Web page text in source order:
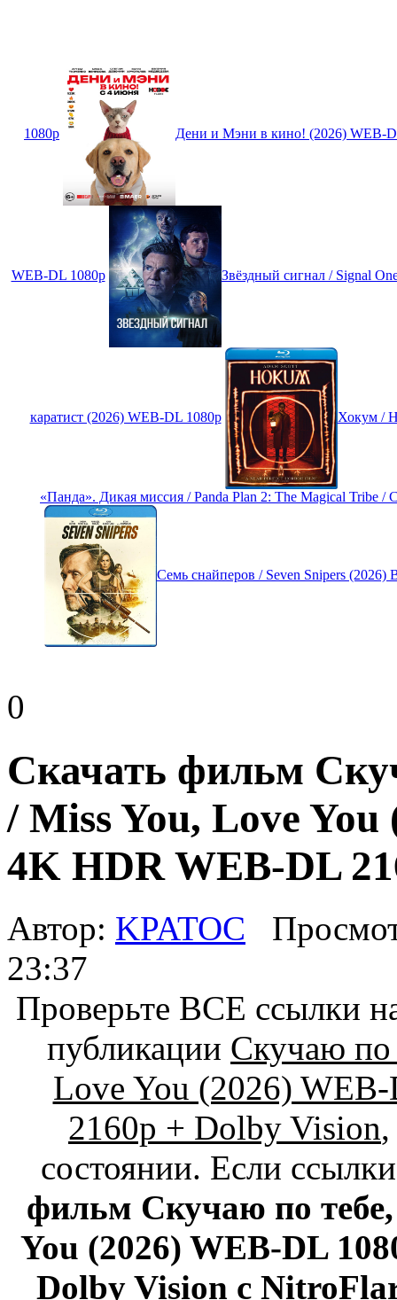
1080p Дени и Мэни в кино! (2026) WEB-
WEB-DL 1080p Звёздный сигнал / Signal
каратист (2026) WEB-DL 1080p Хокум /
«Панда». Дикая миссия / Panda Plan 2: The Magical Tribe
Семь снайперов / Seven Snipers
0
Скачать фильм
/ Miss You, Love
4K HDR WEB-DL
Автор: KPATOC
23:37
Проверьте ВСЕ ссылки
публикации Скучаю по
Love You (2026)
2160p + Dolby Vision
состоянии. Если
фильм Скучаю по
You (2026) WEB-DL
Dolby Vision с